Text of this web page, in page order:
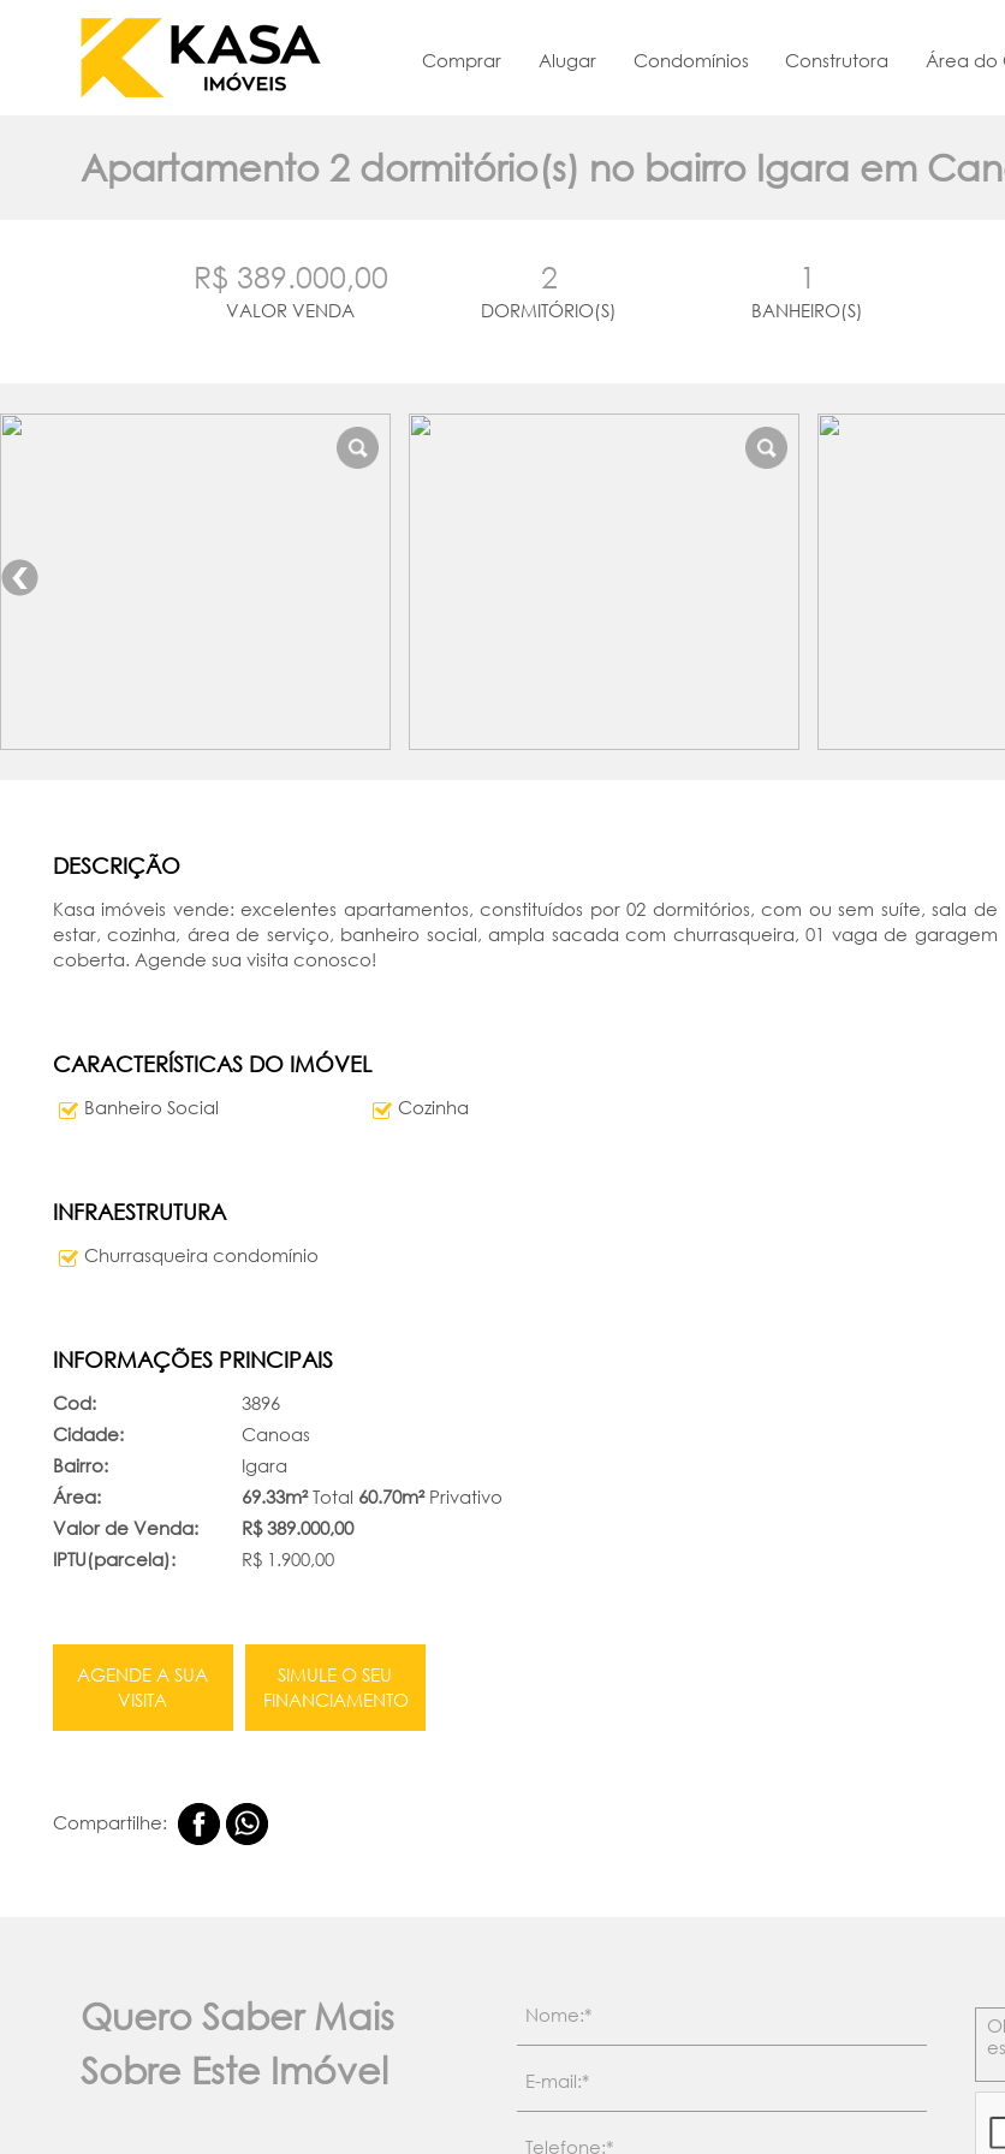
Comprar Alugar Condomínios Construtora Área do
Apartamento 2 dormitório(s) no bairro Igara em
R$ 389.000,00
VALOR VENDA
2
DORMITÓRIO(S)
1
BANHEIRO(S)
DESCRIÇÃO
Kasa imóveis vende: excelentes apartamentos, constituídos por 02 dormitórios, com ou sem suíte, sala de
estar, cozinha, área de serviço, banheiro social, ampla sacada com churrasqueira, 01 vaga de garagem
coberta. Agende sua visita conosco!
CARACTERÍSTICAS DO IMÓVEL
Banheiro Social Cozinha
INFRAESTRUTURA
Churrasqueira condomínio
INFORMAÇÕES PRINCIPAIS
Cod:
3896
Cidade:
Canoas
Bairro:
Igara
Área:
69.33m²Total 60.70m²Privativo
Valor de Venda:
R$ 389.000,00
IPTU(parcela):
R$ 1.900,00
AGENDE A SUA
VISITA
SIMULE O SEU
FINANCIAMENTO
Compartilhe:
Quero Saber Mais
Sobre Este Imóvel